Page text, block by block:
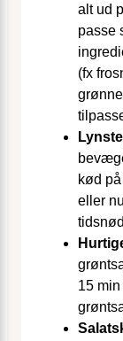
alt ud
passe
(fx
kød
eller
15